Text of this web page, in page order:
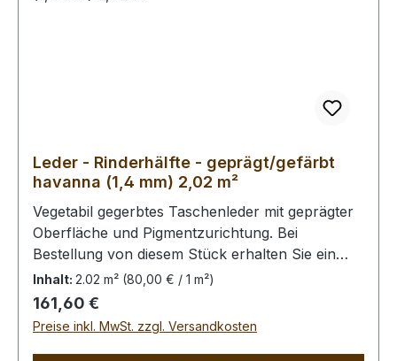
Leder - Rinderhälfte - geprägt/gefärbt
havanna (1,4 mm) 2,02 m²
Vegetabil gegerbtes Taschenleder mit geprägter
Oberfläche und Pigmentzurichtung. Bei
Bestellung von diesem Stück erhalten Sie ein
2,02 m² großes Leder. Das Kernstück ist 160 cm
x 55 cm groß (siehe Foto 2).
Inhalt: 2.02 m² (80,00 € / 1 m²)
Regulärer Preis:
161,60 €
Preise inkl. MwSt. zzgl. Versandkosten